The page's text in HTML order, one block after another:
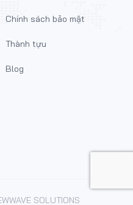
Chính sách bảo mật
Thành tựu
Blog
SOLUTIONS